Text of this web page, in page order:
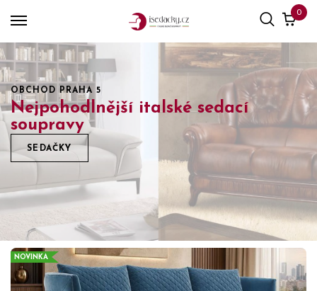
0
OBCHOD PRAHA 5
Nejpohodlnější italské sedací
soupravy
SEDAČKY
NOVINKA